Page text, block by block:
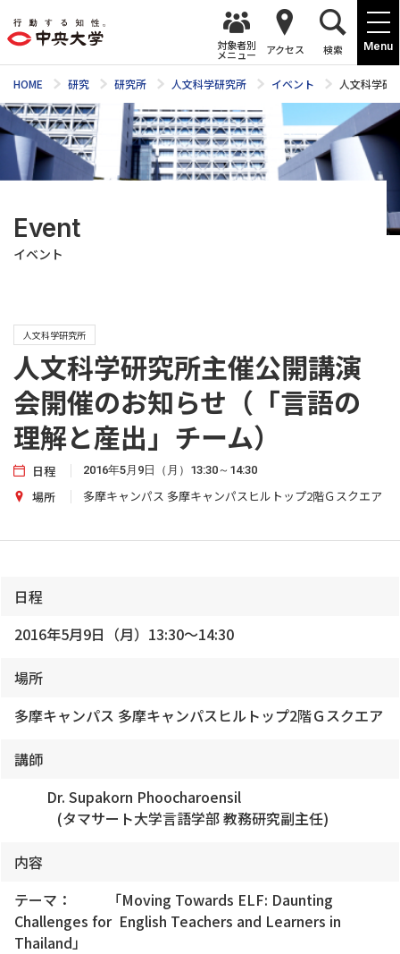
Menu
対象者別
メニュー アクセス 検索
HOME 研究 研究所 人文科学研究所 イベント 人文科学研
Event
イベント
人文科学研究所
人文科学研究所主催公開講演
会開催のお知らせ（「言語の
理解と産出」チーム）
日程 2016年5月9日（月）13:30～14:30
場所 多摩キャンパス 多摩キャンパスヒルトップ2階Ｇスクエア
日程
2016年5月9日（月）13:30～14:30
場所
多摩キャンパス 多摩キャンパスヒルトップ2階Ｇスクエア
講師
Dr. Supakorn Phoocharoensil
(タマサート大学言語学部 教務研究副主任)
内容
テーマ： 「Moving Towards ELF: Daunting
Challenges for English Teachers and Learners in
Thailand」